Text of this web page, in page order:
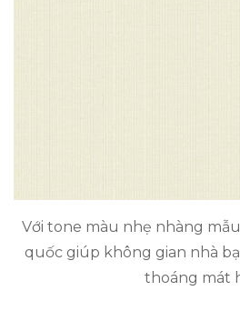
Với tone màu nhẹ nhàng
quốc giúp không gian nhà
thoáng mát